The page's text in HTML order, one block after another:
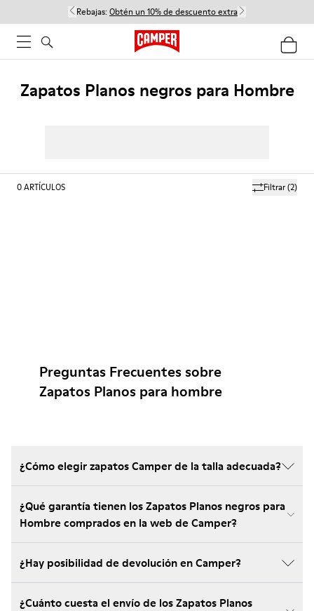
Rebajas: Obtén un 10% de descuento extra
Zapatos Planos negros para Hombre
Filtrar(2)
0ARTÍCULOS
Preguntas Frecuentes sobre
Zapatos Planos para hombre
¿Cómo elegir zapatos Camper de la talla adecuada?
¿Qué garantía tienen los Zapatos Planos negros para
Hombre comprados en la web de Camper?
¿Hay posibilidad de devolución en Camper?
¿Cuánto cuesta el envío de los Zapatos Planos